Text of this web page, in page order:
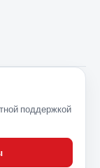
поддержкой